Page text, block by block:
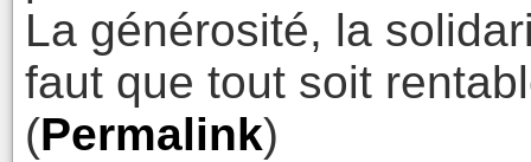
La générosité, la
faut que tout soit
(Permalink)